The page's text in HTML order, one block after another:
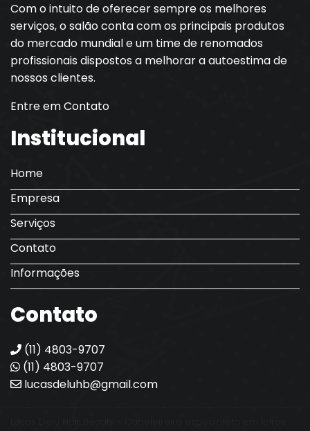
Com o intuito de oferecer sempre os melhores
serviços, o salão conta com os principais produtos
do mercado mundial e um time de renomados
profissionais dispostos a melhorar a autoestima de
nossos clientes.
Entre em Contato
Institucional
Home
Empresa
Serviços
Contato
Informações
Contato
(11) 4803-9707
(11) 4803-9707
lucasdeluhb@gmail.com